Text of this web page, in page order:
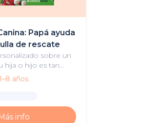
Papá ayuda
de rescate
sobre un
hija o hijo es tan
como conmovedor.
años
info